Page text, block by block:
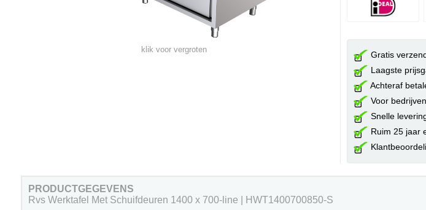
klik voor vergroten
Gratis
Laagste
Achteraf
Voor
Snelle
Ruim 25 jaar
PRODUCTGEGEVENS
Rvs Werktafel Met Schuifdeuren 1400 x 700-line | HWT1400700850-S